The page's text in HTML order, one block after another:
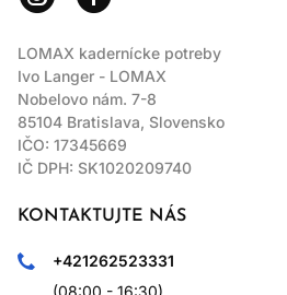
LOMAX kadernícke potreby
Ivo Langer - LOMAX
Nobelovo nám. 7-8
85104 Bratislava, Slovensko
IČO: 17345669
IČ DPH: SK1020209740
KONTAKTUJTE NÁS
+421262523331